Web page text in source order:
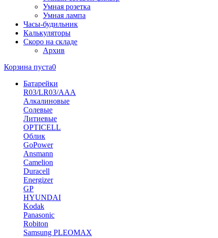
Умная розетка
Умная лампа
Часы-будильник
Калькуляторы
Скоро на складе
Архив
Корзина пуста0
Батарейки
R03/LR03/AAA
Алкалиновые
Солевые
Литиевые
OPTICELL
Облик
GoPower
Ansmann
Camelion
Duracell
Energizer
GP
HYUNDAI
Kodak
Panasonic
Robiton
Samsung PLEOMAX